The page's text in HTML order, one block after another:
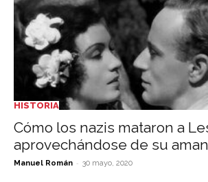
HISTORIA
Cómo los nazis mataron a
aprovechándose de su
Manuel Román - 30 mayo, 2020